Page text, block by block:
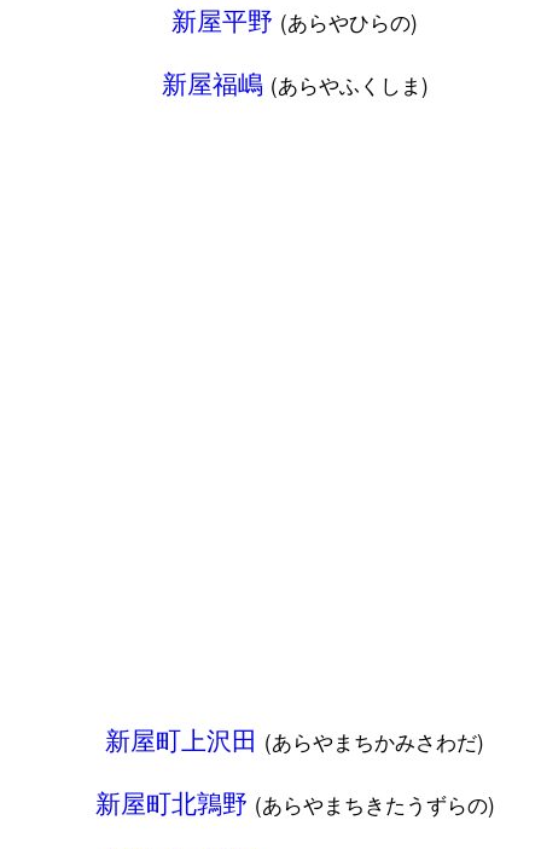
新屋平野 (あらやひらの)
新屋福嶋 (あらやふくしま)
新屋町上沢田 (あらやまちかみさわだ)
新屋町北鶉野 (あらやまちきたうずらの)